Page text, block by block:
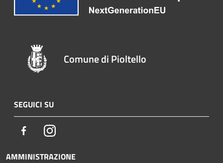
Comune di Pioltello
SEGUICI SU
FacebookInstagram
AMMINISTRAZIONE